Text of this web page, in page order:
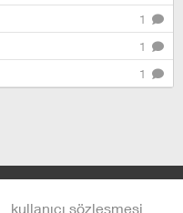
1
1
1
kullanıcı sözleşmesi